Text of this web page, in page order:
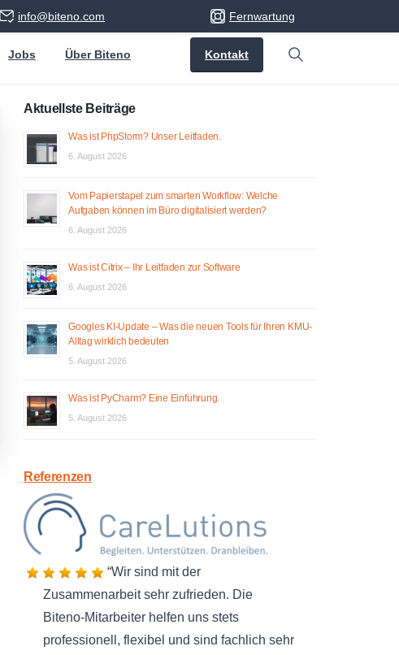
info@biteno.com Fernwartung
Jobs Über Biteno Kontakt
Search
Aktuellste Beiträge
Was ist PhpStorm? Unser Leitfaden.
6. August 2026
Vom Papierstapel zum smarten Workflow: Welche
Aufgaben können im Büro digitalisiert werden?
6. August 2026
Was ist Citrix – Ihr Leitfaden zur Software
6. August 2026
Googles KI-Update – Was die neuen Tools für Ihren KMU-
Alltag wirklich bedeuten
5. August 2026
Was ist PyCharm? Eine Einführung.
5. August 2026
Referenzen
Wir sind mit der
Zusammenarbeit sehr zufrieden. Die
Biteno-Mitarbeiter helfen uns stets
professionell, flexibel und sind fachlich sehr